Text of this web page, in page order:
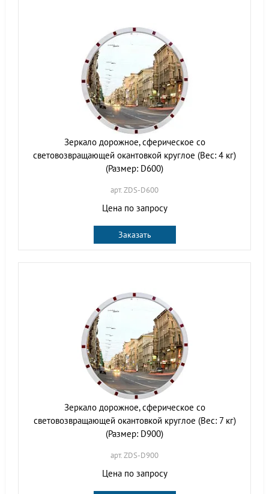
Зеркало дорожное, сферическое со
световозвращающей окантовкой круглое (Вес: 4 кг)
(Размер: D600)
арт. ZDS-D600
Цена по запросу
Заказать
Зеркало дорожное, сферическое со
световозвращающей окантовкой круглое (Вес: 7 кг)
(Размер: D900)
арт. ZDS-D900
Цена по запросу